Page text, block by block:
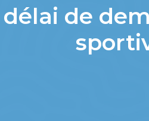
délai de